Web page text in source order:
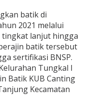
batik di
2021 melalui
lanjut hingga
batik tersebut
sertifikasi BNSP.
Tungkal I
Batik KUB Canting
Kecamatan